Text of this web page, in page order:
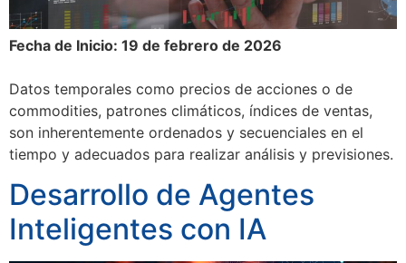
Fecha de Inicio: 19 de febrero de 2026
Datos temporales como precios de acciones o de
commodities, patrones climáticos, índices de ventas,
son inherentemente ordenados y secuenciales en el
tiempo y adecuados para realizar análisis y previsiones.
Desarrollo de Agentes
Inteligentes con IA